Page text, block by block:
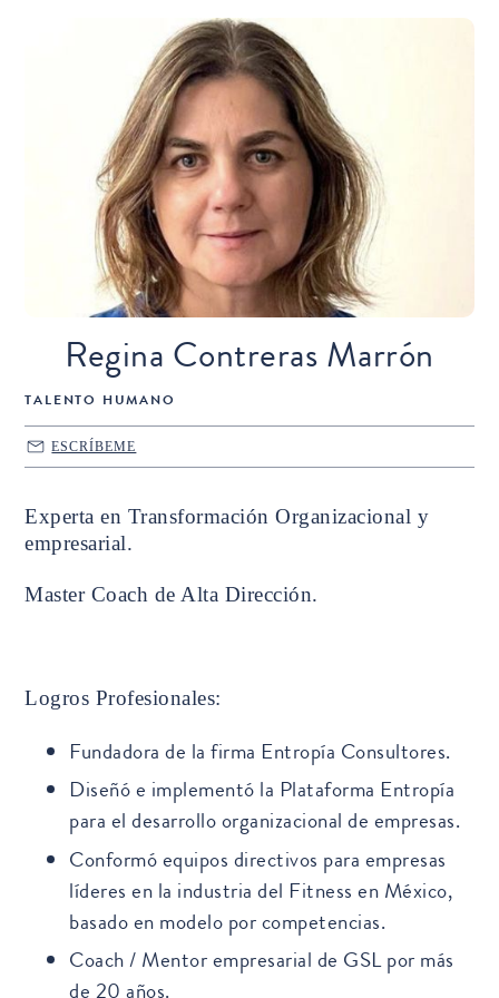
Regina Contreras Marrón
TALENTO HUMANO
ESCRÍBEME
Experta en Transformación Organizacional y
empresarial.
Master Coach de Alta Dirección.
Logros Profesionales:
Fundadora de la firma Entropía Consultores.
Diseñó e implementó la Plataforma Entropía
para el desarrollo organizacional de empresas.
Conformó equipos directivos para empresas
líderes en la industria del Fitness en México,
basado en modelo por competencias.
Coach / Mentor empresarial de GSL por más
de 20 años.